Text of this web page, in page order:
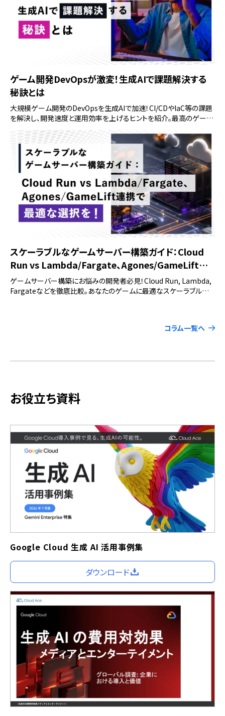
ゲーム開発DevOpsが激変！生成AIで課題解決する
秘訣とは
大規模ゲーム開発のDevOpsを生成AIで加速！CI/CDやIaC等の課題
を解決し、開発速度と運用効率を上げるヒントを紹介。最高のゲーム
を迅速にプレイヤーへ届けましょう。
スケーラブルなゲームサーバー構築ガイド：Cloud
Run vs Lambda/Fargate、Agones/GameLift連
携で最適な選択を！
ゲームサーバー構築にお悩みの開発者必見！Cloud Run, Lambda,
Fargateなどを徹底比較。あなたのゲームに最適なスケーラブル構
コラム一覧へ
お役立ち資料
Google Cloud 生成 AI 活用事例集
ダウンロード